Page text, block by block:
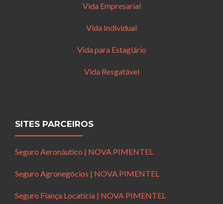
Vida Empresarial
Vida Individual
Vida para Estagiário
Vida Resgatável
SITES PARCEIROS
Seguro Aeronáutico | NOVA PIMENTEL
Seguro Agronegócios | NOVA PIMENTEL
Seguro Fiança Locatícia | NOVA PIMENTEL